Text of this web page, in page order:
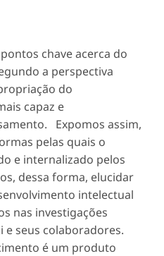
chave acerca do
a perspectiva
do
capaz e
Expomos assim,
pelas quais o
e internalizado pelos
dessa forma, elucidar
intelectual
nas investigações
e seus colaboradores.
é um produto